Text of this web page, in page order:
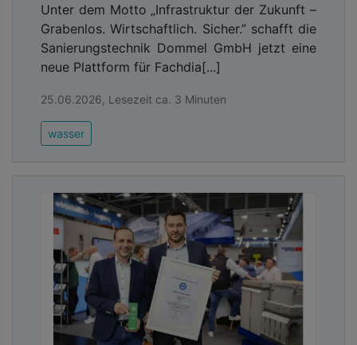
Unter dem Motto „Infrastruktur der Zukunft –
Grabenlos. Wirtschaftlich. Sicher.” schafft die
Sanierungstechnik Dommel GmbH jetzt eine
neue Plattform für Fachdia[...]
25.06.2026, Lesezeit ca. 3 Minuten
wasser